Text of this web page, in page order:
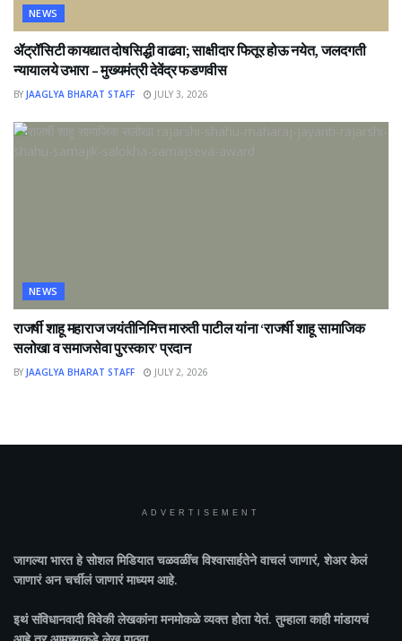
NEWS
ॲट्रॉसिटी कायद्यात दोषसिद्धी वाढवा; साक्षीदार फितूर होऊ नयेत, जलदगती
न्यायालये उभारा – मुख्यमंत्री देवेंद्र फडणवीस
BY JAAGLYA BHARAT STAFF JULY 3, 2026
NEWS
राजर्षी शाहू महाराज जयंतीनिमित्त मारुती पाटील यांना ‘राजर्षी शाहू सामाजिक
सलोखा व समाजसेवा पुरस्कार’ प्रदान
BY JAAGLYA BHARAT STAFF JULY 2, 2026
ADVERTISEMENT
जागल्या भारतहे सोशल मिडियात चळवळींच विश्वासार्हतेने वाचलं जाणारं, शेअर केलं
जाणारं अन चर्चीलं जाणारं माध्यम आहे.
इथं संविधानवादी विवेकी लेखकांना मनमोकळे व्यक्त होता येतं. तुम्हाला काही मांडायचं